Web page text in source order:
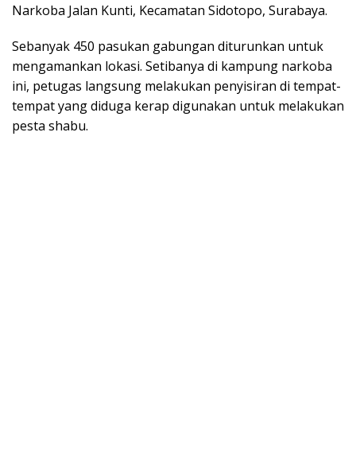
Narkoba Jalan Kunti, Kecamatan Sidotopo, Surabaya.
Sebanyak 450 pasukan gabungan diturunkan untuk
mengamankan lokasi. Setibanya di kampung narkoba
ini, petugas langsung melakukan penyisiran di tempat-
tempat yang diduga kerap digunakan untuk melakukan
pesta shabu.